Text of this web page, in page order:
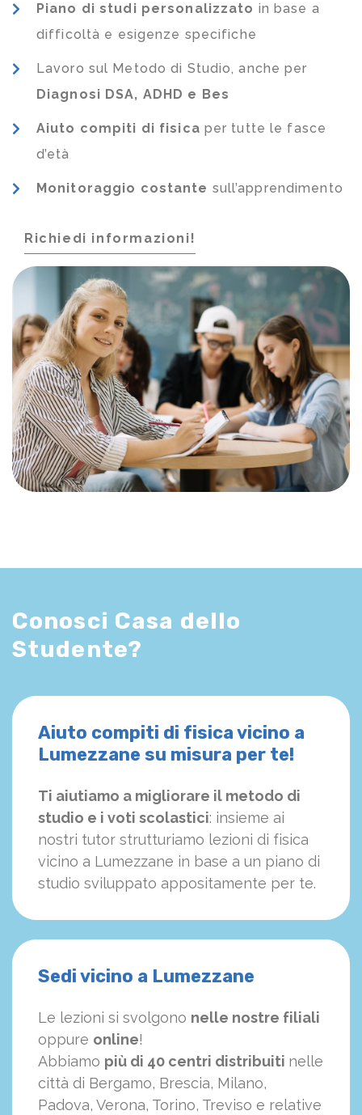
Piano di studi personalizzato in base a
difficoltà e esigenze specifiche
Lavoro sul Metodo di Studio, anche per
Diagnosi DSA, ADHD e Bes
Aiuto compiti di fisica per tutte le fasce
d’età
Monitoraggio costante sull’apprendimento
Richiedi informazioni!
Conosci Casa dello
Studente?
Aiuto compiti di fisica vicino a
Lumezzane su misura per te!
Ti aiutiamo a migliorare il metodo di
studio e i voti scolastici: insieme ai
nostri tutor strutturiamo lezioni di fisica
vicino a Lumezzane in base a un piano di
studio sviluppato appositamente per te.
Sedi vicino a Lumezzane
Le lezioni si svolgono nelle nostre filiali
oppure online!
Abbiamo più di 40 centri distribuiti nelle
città di Bergamo, Brescia, Milano,
Padova, Verona, Torino, Treviso e relative